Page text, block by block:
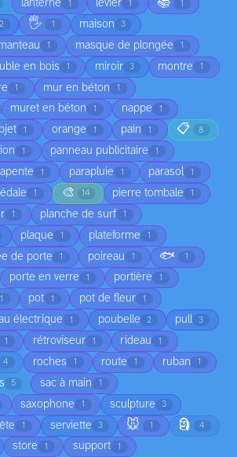
lanterne 1 levier 1 📚 1
2 🖐️ 1 maison 3
1 masque de plongée 1
en bois 1 miroir 3 montre 1
1 mur en béton 1
muret en béton 1 nappe 1
1 orange 1 pain 1 📋 8
1 panneau publicitaire 1
1 parapluie 1 parasol 1
1 🎨 14 pierre tombale 1
1 planche de surf 1
plaque 1 plateforme 1
de porte 1 poireau 1 🐟 1
porte en verre 1 portière 1
1 pot 1 pot de fleur 1
électrique 1 poubelle 2 pull 3
1 rétroviseur 1 rideau 1
4 roches 1 route 1 ruban 1
5 sac à main 1
saxophone 1 sculpture 3
1 serviette 3 🐭 1 🗿 4
store 1 support 1